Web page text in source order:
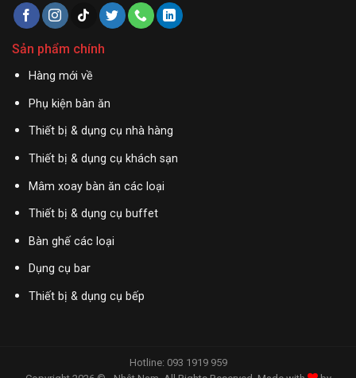
Sản phẩm chính
Hàng mới về
Phụ kiện bàn ăn
Thiết bị & dụng cụ nhà hàng
Thiết bị & dụng cụ khách sạn
Mâm xoay bàn ăn các loại
Thiết bị & dụng cụ buffet
Bàn ghế các loại
Dụng cụ bar
Thiết bị & dụng cụ bếp
Hotline: 093 1919 959